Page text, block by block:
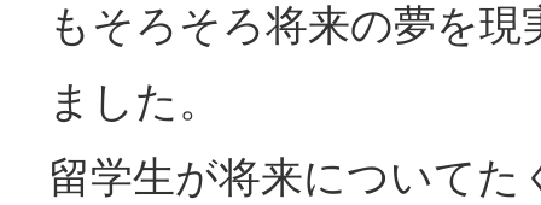
もそろそろ将来の夢を
ました。
留学生が将来について